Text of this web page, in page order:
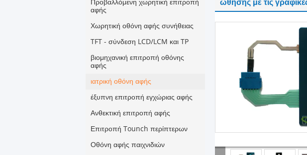
Προβαλλόμενη χωρητική επιτροπή
αφής
Χωρητική οθόνη αφής συνήθειας
TFT - σύνδεση LCD/LCM και TP
βιομηχανική επιτροπή οθόνης
αφής
ιατρική οθόνη αφής
έξυπνη επιτροπή εγχώριας αφής
Ανθεκτική επιτροπή αφής
Επιτροπή Tounch περίπτερων
Οθόνη αφής παιχνιδιών
ώθησης με τις